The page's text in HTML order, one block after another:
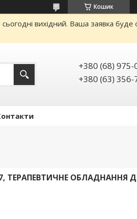
Кошик
вихідний. Ваша заявка
+380 (68) 975-
+380 (63) 356-
ТЕРАПЕВТИЧНЕ ОБЛАДНАННЯ